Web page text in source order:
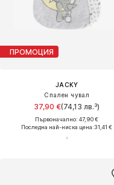
ПРОМОЦИЯ
JACKY
Спален чувал
37,90 €(74,13 лв.³)
Първоначално: 47,90 €
Последна най-ниска цена:31,41 €